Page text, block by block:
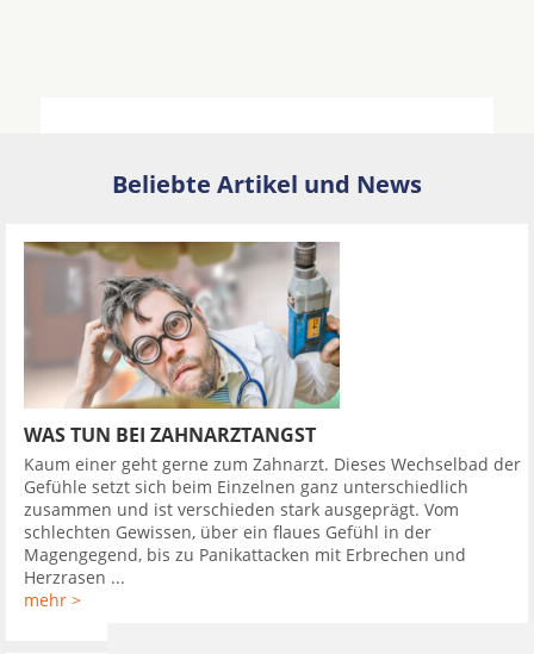
Beliebte Artikel und News
WAS TUN BEI ZAHNARZTANGST
Kaum einer geht gerne zum Zahnarzt. Dieses Wechselbad der
Gefühle setzt sich beim Einzelnen ganz unterschiedlich
zusammen und ist verschieden stark ausgeprägt. Vom
schlechten Gewissen, über ein flaues Gefühl in der
Magengegend, bis zu Panikattacken mit Erbrechen und
Herzrasen ...
mehr >